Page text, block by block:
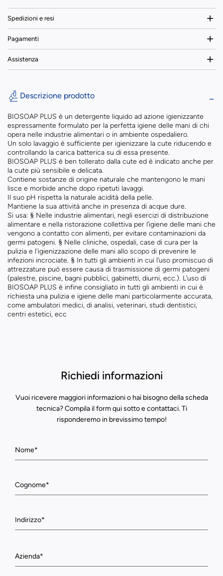
Spedizioni e resi
Pagamenti
Assistenza
Descrizione prodotto
BIOSOAP PLUS è un detergente liquido ad azione igienizzante
espressamente formulato per la perfetta igiene delle mani di chi
opera nelle industrie alimentari o in ambiente ospedaliero.
Un solo lavaggio è sufficiente per igienizzare la cute riducendo e
controllando la carica batterica su di essa presente.
BIOSOAP PLUS è ben tollerato dalla cute ed è indicato anche per
la cute più sensibile e delicata.
Contiene sostanze di origine naturale che mantengono le mani
lisce e morbide anche dopo ripetuti lavaggi.
Il suo pH rispetta la naturale acidità della pelle.
Mantiene la sua attività anche in presenza di acque dure.
Si usa: § Nelle industrie alimentari, negli esercizi di distribuzione
alimentare e nella ristorazione collettiva per l’igiene delle mani che
vengono a contatto con alimenti, per evitare contaminazioni da
germi patogeni. § Nelle cliniche, ospedali, case di cura per la
pulizia e l'igienizzazione delle mani allo scopo di prevenire le
infezioni incrociate. § In tutti gli ambienti in cui l’uso promiscuo di
attrezzature può essere causa di trasmissione di germi patogeni
(palestre, piscine, bagni pubblici, gabinetti, diurni, ecc.). L’uso di
BIOSOAP PLUS è infine consigliato in tutti gli ambienti in cui è
richiesta una pulizia e igiene delle mani particolarmente accurata,
come ambulatori medici, di analisi, veterinari, studi dentistici,
centri estetici, ecc
Richiedi informazioni
Vuoi ricevere maggiori informazioni o hai bisogno della scheda
tecnica? Compila il form qui sotto e contattaci. Ti
risponderemo in brevissimo tempo!